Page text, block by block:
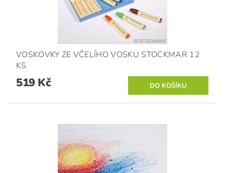
VOSKOVKY ZE VČELÍHO VOSKU STOCKMAR 12
KS
519 Kč